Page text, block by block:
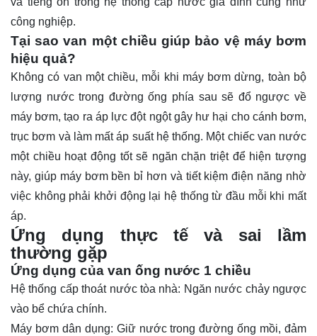
công nghiệp.
Tại sao van một chiều giúp bảo vệ máy bơm
hiệu quả?
Không có van một chiều, mỗi khi máy bơm dừng, toàn bộ
lượng nước trong đường ống phía sau sẽ đổ ngược về
máy bơm, tạo ra áp lực đột ngột gây hư hại cho cánh bơm,
trục bơm và làm mất áp suất hệ thống. Một chiếc van nước
một chiều hoạt động tốt sẽ ngăn chặn triệt để hiện tượng
này, giúp máy bơm bền bỉ hơn và tiết kiệm điện năng nhờ
việc không phải khởi động lại hệ thống từ đầu mỗi khi mất
áp.
Ứng dụng thực tế và sai lầm
thường gặp
Ứng dụng của van ống nước 1 chiều
Hệ thống cấp thoát nước tòa nhà: Ngăn nước chảy ngược
vào bể chứa chính.
Máy bơm dân dụng: Giữ nước trong đường ống mồi, đảm